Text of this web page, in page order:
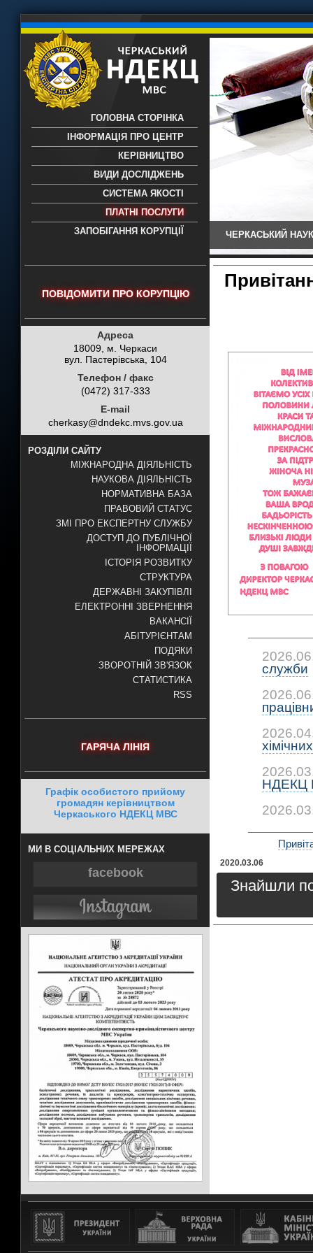
науково-дослідний експертно-
- проведення всих видів судових
експертиз
ГОЛОВНА СТОРІНКА
ІНФОРМАЦІЯ ПРО ЦЕНТР
КЕРІВНИЦТВО
ВИДИ ДОСЛІДЖЕНЬ
СИСТЕМА ЯКОСТІ
ПЛАТНІ ПОСЛУГИ
ЗАПОБІГАННЯ КОРУПЦІЇ
ЧЕРКАСЬКИЙ
ПОВІДОМИТИ ПРО КОРУПЦІЮ
Адреса
18009, м. Черкаси
вул. Пастерівська, 104
Телефон / факс
(0472) 317-333
E-mail
cherkasy@dndekc.mvs.gov.ua
РОЗДІЛИ САЙТУ
МІЖНАРОДНА ДІЯЛЬНІСТЬ
НАУКОВА ДІЯЛЬНІСТЬ
НОРМАТИВНА БАЗА
ПРАВОВИЙ СТАТУС
ЗМІ ПРО ЕКСПЕРТНУ СЛУЖБУ
ДОСТУП ДО ПУБЛІЧНОЇ
ІНФОРМАЦІЇ
ІСТОРІЯ РОЗВИТКУ
СТРУКТУРА
ДЕРЖАВНІ ЗАКУПІВЛІ
ЕЛЕКТРОННІ ЗВЕРНЕННЯ
ВАКАНСІЇ
АБІТУРІЄНТАМ
ПОДЯКИ
ЗВОРОТНІЙ ЗВ'ЯЗОК
СТАТИСТИКА
RSS
ГАРЯЧА ЛІНІЯ
Графік особистого прийому
громадян керівництвом
Черкаського НДЕКЦ МВС
МИ В СОЦІАЛЬНИХ МЕРЕЖАХ
facebook
служби
НДЕКЦ
2020.03.06
Знайшли